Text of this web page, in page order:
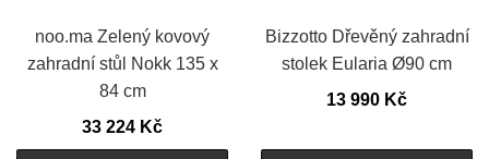
noo.ma Zelený kovový
zahradní stůl Nokk 135 x
84 cm
33 224 Kč
Bizzotto Dřevěný zahradní
stolek Eularia Ø90 cm
13 990 Kč